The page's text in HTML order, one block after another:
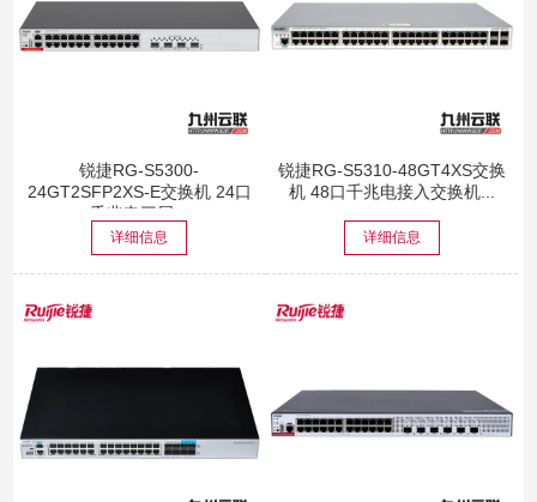
锐捷RG-S5300-
24GT2SFP2XS-E交换机 24口
千兆电三层...
详细信息
锐捷RG-S5310-48GT4XS交换
机 48口千兆电接入交换机...
详细信息